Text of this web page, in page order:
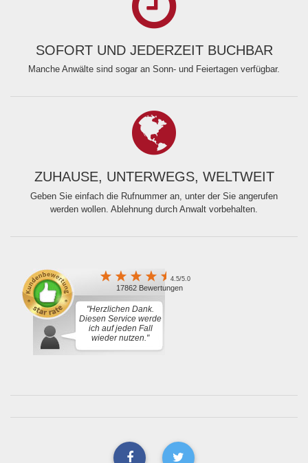
SOFORT UND JEDERZEIT BUCHBAR
Manche Anwälte sind sogar an Sonn- und Feiertagen verfügbar.
ZUHAUSE, UNTERWEGS, WELTWEIT
Geben Sie einfach die Rufnummer an, unter der Sie angerufen
werden wollen. Ablehnung durch Anwalt vorbehalten.
4.5/5.0
17862 Bewertungen
"Herzlichen Dank.
Diesen Service werde
ich auf jeden Fall
wieder nutzen."